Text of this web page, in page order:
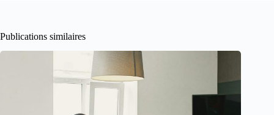
Publications similaires